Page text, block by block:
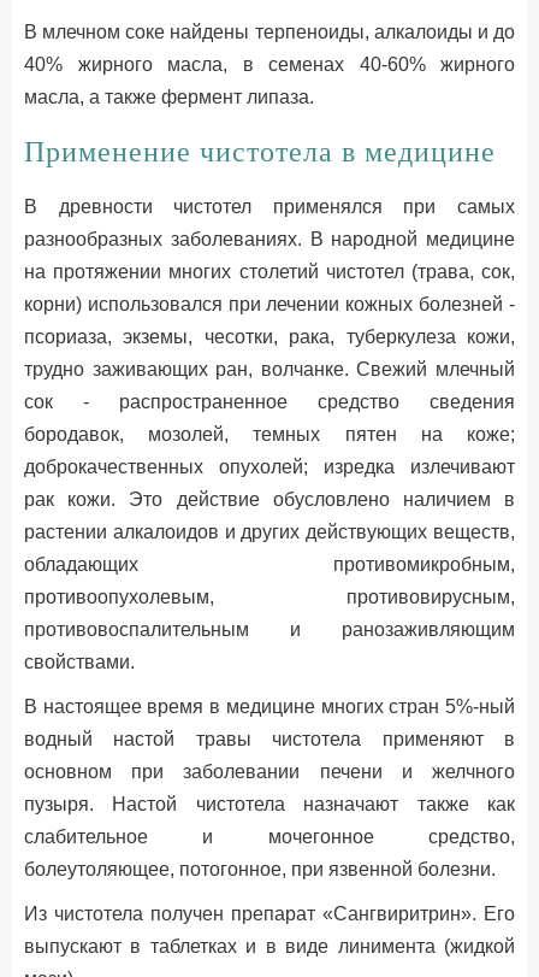
В млечном соке найдены терпеноиды, алкалоиды и до
40% жирного масла, в семенах 40-60% жирного
масла, а также фермент липаза.
Применение чистотела в медицине
В древности чистотел применялся при самых
разнообразных заболеваниях. В народной медицине
на протяжении многих столетий чистотел (трава, сок,
корни) использовался при лечении кожных болезней -
псориаза, экземы, чесотки, рака, туберкулеза кожи,
трудно заживающих ран, волчанке. Свежий млечный
сок - распространенное средство сведения
бородавок, мозолей, темных пятен на коже;
доброкачественных опухолей; изредка излечивают
рак кожи. Это действие обусловлено наличием в
растении алкалоидов и других действующих веществ,
обладающих противомикробным,
противоопухолевым, противовирусным,
противовоспалительным и ранозаживляющим
свойствами.
В настоящее время в медицине многих стран 5%-ный
водный настой травы чистотела применяют в
основном при заболевании печени и желчного
пузыря. Настой чистотела назначают также как
слабительное и мочегонное средство,
болеутоляющее, потогонное, при язвенной болезни.
Из чистотела получен препарат «Сангвиритрин». Его
выпускают в таблетках и в виде линимента (жидкой